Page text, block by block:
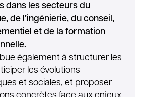
dans les secteurs du
de l’ingénierie, du conseil,
et de la formation
également à structurer les
les évolutions
et sociales, et proposer
concrètes face aux enjeux